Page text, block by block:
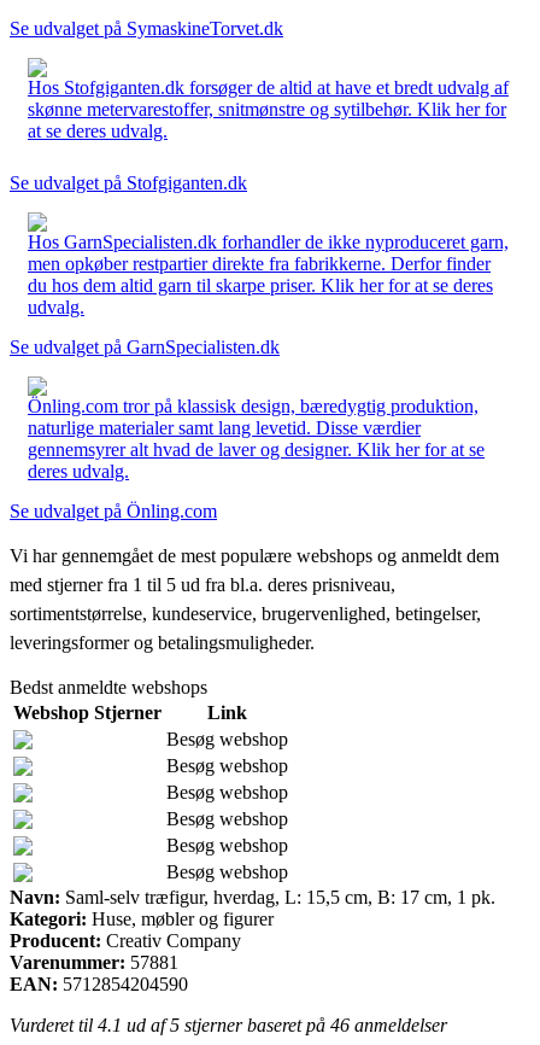
Se udvalget på SymaskineTorvet.dk
Hos Stofgiganten.dk forsøger de altid at have et bredt udvalg af
skønne metervarestoffer, snitmønstre og sytilbehør. Klik her for
at se deres udvalg.
Se udvalget på Stofgiganten.dk
Hos GarnSpecialisten.dk forhandler de ikke nyproduceret garn,
men opkøber restpartier direkte fra fabrikkerne. Derfor finder
du hos dem altid garn til skarpe priser. Klik her for at se deres
udvalg.
Se udvalget på GarnSpecialisten.dk
Önling.com tror på klassisk design, bæredygtig produktion,
naturlige materialer samt lang levetid. Disse værdier
gennemsyrer alt hvad de laver og designer. Klik her for at se
deres udvalg.
Se udvalget på Önling.com
Vi har gennemgået de mest populære webshops og anmeldt dem
med stjerner fra 1 til 5 ud fra bl.a. deres prisniveau,
sortimentstørrelse, kundeservice, brugervenlighed, betingelser,
leveringsformer og betalingsmuligheder.
Bedst anmeldte webshops
Webshop Stjerner
Link
Besøg webshop
Besøg webshop
Besøg webshop
Besøg webshop
Besøg webshop
Besøg webshop
Navn: Saml-selv træfigur, hverdag, L: 15,5 cm, B: 17 cm, 1 pk.
Kategori: Huse, møbler og figurer
Producent: Creativ Company
Varenummer: 57881
EAN: 5712854204590
Vurderet til 4.1 ud af 5 stjerner baseret på 46 anmeldelser